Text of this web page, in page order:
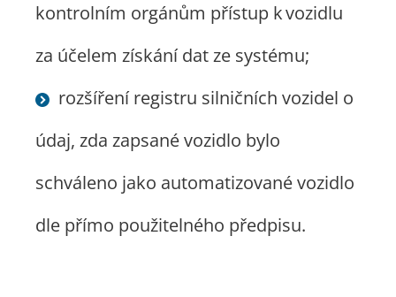
kontrolním orgánům přístup k vozidlu
za účelem získání dat ze systému;
rozšíření registru silničních vozidel o
údaj, zda zapsané vozidlo bylo
schváleno jako automatizované vozidlo
dle přímo použitelného předpisu.